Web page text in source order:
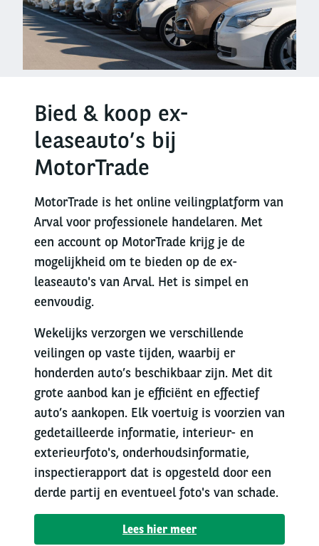
Bied & koop ex-
leaseauto’s bij
MotorTrade
MotorTrade is het online veilingplatform van
Arval voor professionele handelaren. Met
een account op MotorTrade krijg je de
mogelijkheid om te bieden op de ex-
leaseauto's van Arval. Het is simpel en
eenvoudig.
Wekelijks verzorgen we verschillende
veilingen op vaste tijden, waarbij er
honderden auto’s beschikbaar zijn. Met dit
grote aanbod kan je efficiënt en effectief
auto’s aankopen. Elk voertuig is voorzien van
gedetailleerde informatie, interieur- en
exterieurfoto's, onderhoudsinformatie,
inspectierapport dat is opgesteld door een
derde partij en eventueel foto's van schade.
Lees hier meer